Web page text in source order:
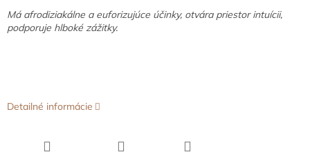
Má afrodiziakálne a euforizujúce účinky, otvára priestor intuícii,
podporuje hlboké zážitky.
Detailné informácie